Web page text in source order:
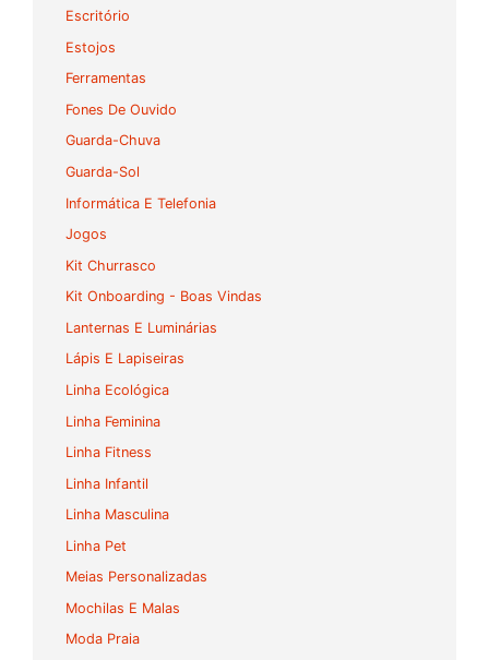
Escritório
Estojos
Ferramentas
Fones De Ouvido
Guarda-Chuva
Guarda-Sol
Informática E Telefonia
Jogos
Kit Churrasco
Kit Onboarding - Boas Vindas
Lanternas E Luminárias
Lápis E Lapiseiras
Linha Ecológica
Linha Feminina
Linha Fitness
Linha Infantil
Linha Masculina
Linha Pet
Meias Personalizadas
Mochilas E Malas
Moda Praia